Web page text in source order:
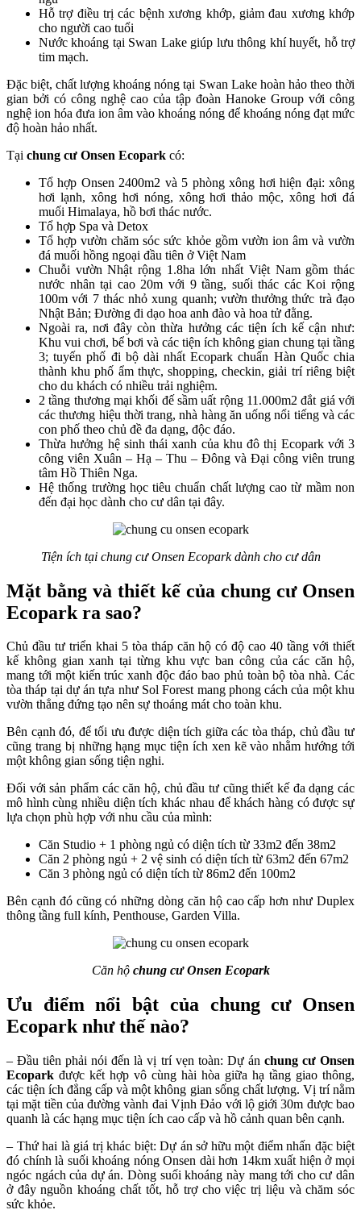
Hỗ trợ điều trị các bệnh xương khớp, giảm đau xương khớp
cho người cao tuổi
Nước khoáng tại Swan Lake giúp lưu thông khí huyết, hỗ trợ
tim mạch.
Đặc biệt, chất lượng khoáng nóng tại Swan Lake hoàn hảo theo thời
gian bởi có công nghệ cao của tập đoàn Hanoke Group với công
nghệ ion hóa đưa ion âm vào khoáng nóng để khoáng nóng đạt mức
độ hoàn hảo nhất.
Tại chung cư Onsen Ecopark có:
Tổ hợp Onsen 2400m2 và 5 phòng xông hơi hiện đại: xông
hơi lạnh, xông hơi nóng, xông hơi thảo mộc, xông hơi đá
muối Himalaya, hồ bơi thác nước.
Tổ hợp Spa và Detox
Tổ hợp vườn chăm sóc sức khỏe gồm vườn ion âm và vườn
đá muối hồng ngoại đầu tiên ở Việt Nam
Chuỗi vườn Nhật rộng 1.8ha lớn nhất Việt Nam gồm thác
nước nhân tại cao 20m với 9 tầng, suối thác các Koi rộng
100m với 7 thác nhỏ xung quanh; vườn thưởng thức trà đạo
Nhật Bản; Đường đi dạo hoa anh đào và hoa tử đằng.
Ngoài ra, nơi đây còn thừa hưởng các tiện ích kế cận như:
Khu vui chơi, bể bơi và các tiện ích không gian chung tại tầng
3; tuyến phố đi bộ dài nhất Ecopark chuẩn Hàn Quốc chia
thành khu phố ẩm thực, shopping, checkin, giải trí riêng biệt
cho du khách có nhiều trải nghiệm.
2 tầng thương mại khối đế sầm uất rộng 11.000m2 đắt giá với
các thương hiệu thời trang, nhà hàng ăn uống nổi tiếng và các
con phố theo chủ đề đa dạng, độc đáo.
Thừa hưởng hệ sinh thái xanh của khu đô thị Ecopark với 3
công viên Xuân – Hạ – Thu – Đông và Đại công viên trung
tâm Hồ Thiên Nga.
Hệ thống trường học tiêu chuẩn chất lượng cao từ mầm non
đến đại học dành cho cư dân tại đây.
Tiện ích tại chung cư Onsen Ecopark dành cho cư dân
Mặt bằng và thiết kế của chung cư Onsen
Ecopark ra sao?
Chủ đầu tư triển khai 5 tòa tháp căn hộ có độ cao 40 tầng với thiết
kế không gian xanh tại từng khu vực ban công của các căn hộ,
mang tới một kiến trúc xanh độc đáo bao phủ toàn bộ tòa nhà. Các
tòa tháp tại dự án tựa như Sol Forest mang phong cách của một khu
vườn thẳng đứng tạo nên sự thoáng mát cho toàn khu.
Bên cạnh đó, để tối ưu được diện tích giữa các tòa tháp, chủ đầu tư
cũng trang bị những hạng mục tiện ích xen kẽ vào nhằm hướng tới
một không gian sống tiện nghi.
Đối với sản phẩm các căn hộ, chủ đầu tư cũng thiết kế đa dạng các
mô hình cùng nhiều diện tích khác nhau để khách hàng có được sự
lựa chọn phù hợp với nhu cầu của mình:
Căn Studio + 1 phòng ngủ có diện tích từ 33m2 đến 38m2
Căn 2 phòng ngủ + 2 vệ sinh có diện tích từ 63m2 đến 67m2
Căn 3 phòng ngủ có diện tích từ 86m2 đến 100m2
Bên cạnh đó cũng có những dòng căn hộ cao cấp hơn như Duplex
thông tầng full kính, Penthouse, Garden Villa.
Căn hộ chung cư Onsen Ecopark
Ưu điểm nổi bật của chung cư Onsen
Ecopark như thế nào?
– Đầu tiên phải nói đến là vị trí vẹn toàn: Dự án chung cư Onsen
Ecopark được kết hợp vô cùng hài hòa giữa hạ tầng giao thông,
các tiện ích đẳng cấp và một không gian sống chất lượng. Vị trí nằm
tại mặt tiền của đường vành đai Vịnh Đảo với lộ giới 30m được bao
quanh là các hạng mục tiện ích cao cấp và hồ cảnh quan bên cạnh.
– Thứ hai là giá trị khác biệt: Dự án sở hữu một điểm nhấn đặc biệt
đó chính là suối khoáng nóng Onsen dài hơn 14km xuất hiện ở mọi
ngóc ngách của dự án. Dòng suối khoáng này mang tới cho cư dân
ở đây nguồn khoáng chất tốt, hỗ trợ cho việc trị liệu và chăm sóc
sức khỏe.